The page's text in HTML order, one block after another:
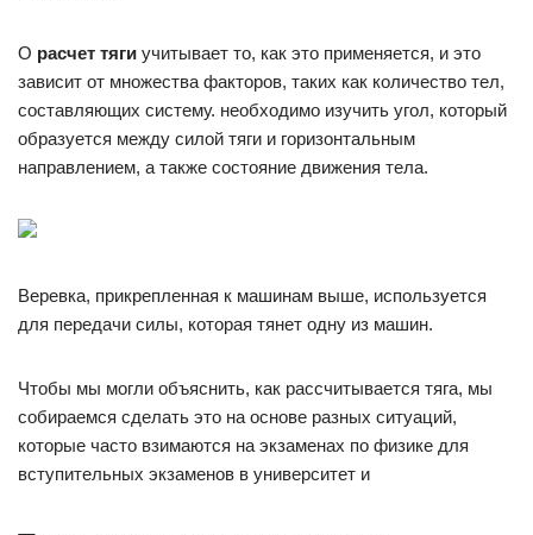
О расчет тяги учитывает то, как это применяется, и это
зависит от множества факторов, таких как количество тел,
составляющих систему. необходимо изучить угол, который
образуется между силой тяги и горизонтальным
направлением, а также состояние движения тела.
Веревка, прикрепленная к машинам выше, используется
для передачи силы, которая тянет одну из машин.
Чтобы мы могли объяснить, как рассчитывается тяга, мы
собираемся сделать это на основе разных ситуаций,
которые часто взимаются на экзаменах по физике для
вступительных экзаменов в университет и